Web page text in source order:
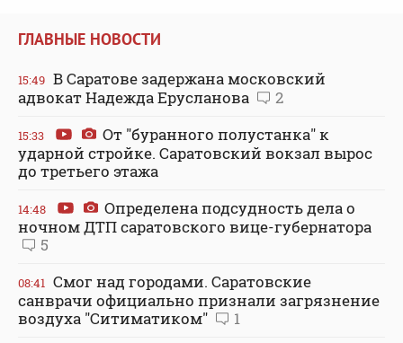
ГЛАВНЫЕ НОВОСТИ
15:49 В Саратове задержана московский
адвокат Надежда Ерусланова
2
15:33
От "буранного полустанка" к
ударной стройке. Саратовский вокзал вырос
до третьего этажа
14:48
Определена подсудность дела о
ночном ДТП саратовского вице-губернатора
5
08:41 Смог над городами. Саратовские
санврачи официально признали загрязнение
воздуха "Ситиматиком"
1